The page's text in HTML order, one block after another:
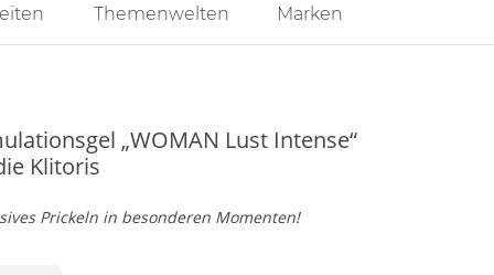
Themenwelten Marken
„WOMAN Lust Intense“
Klitoris
Prickeln in besonderen Momenten!